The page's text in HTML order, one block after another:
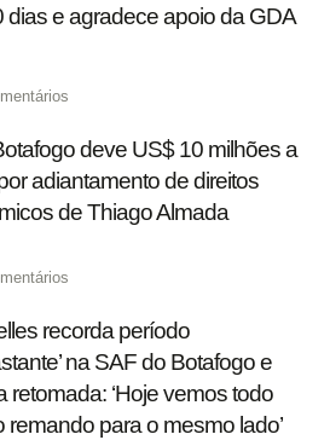
dias e agradece apoio da GDA
deve US$ 10 milhões a
adiantamento de direitos
de Thiago Almada
recorda período
na SAF do Botafogo e
retomada: ‘Hoje vemos todo
remando para o mesmo lado’